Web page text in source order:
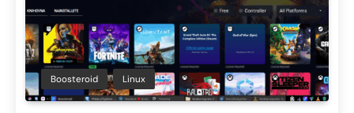
Boosteroid Linux